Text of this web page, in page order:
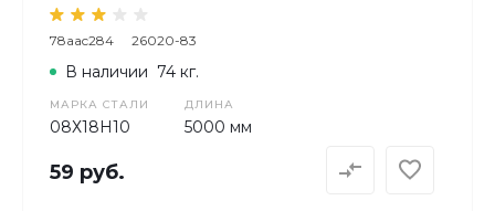
78aac284 26020-83
МАРКА СТАЛИ
08Х18H10
ДЛИНА
5000 мм
В наличии 74 кг.
59 руб.